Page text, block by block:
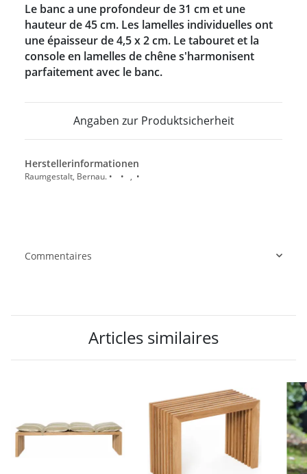
Le banc a une profondeur de 31 cm et une
hauteur de 45 cm. Les lamelles individuelles ont
une épaisseur de 4,5 x 2 cm. Le tabouret et la
console en lamelles de chêne s'harmonisent
parfaitement avec le banc.
Angaben zur Produktsicherheit
Herstellerinformationen
Raumgestalt, Bernau. • • , •
Commentaires
Articles similaires